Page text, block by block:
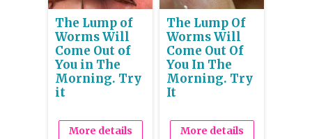
The Lump of
Worms Will
Come Out of
You in The
Morning. Try
it
More details
The Lump Of
Worms Will
Come Out Of
You In The
Morning. Try
It
More details